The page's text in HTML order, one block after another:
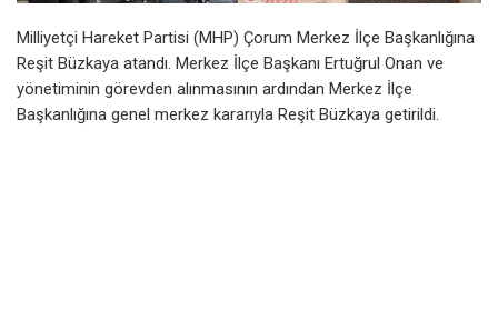
Milliyetçi Hareket Partisi (MHP) Çorum Merkez İlçe Başkanlığına
Reşit Büzkaya atandı. Merkez İlçe Başkanı Ertuğrul Onan ve
yönetiminin görevden alınmasının ardından Merkez İlçe
Başkanlığına genel merkez kararıyla Reşit Büzkaya getirildi.